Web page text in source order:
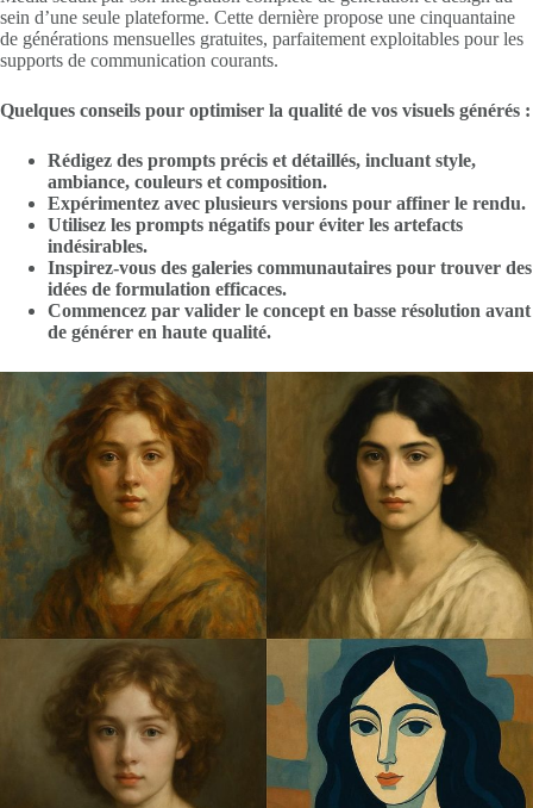
sein d’une seule plateforme. Cette dernière propose une cinquantaine
de générations mensuelles gratuites, parfaitement exploitables pour les
supports de communication courants.
Quelques conseils pour optimiser la qualité de vos visuels générés :
Rédigez des prompts précis et détaillés, incluant style,
ambiance, couleurs et composition.
Expérimentez avec plusieurs versions pour affiner le rendu.
Utilisez les prompts négatifs pour éviter les artefacts
indésirables.
Inspirez-vous des galeries communautaires pour trouver des
idées de formulation efficaces.
Commencez par valider le concept en basse résolution avant
de générer en haute qualité.